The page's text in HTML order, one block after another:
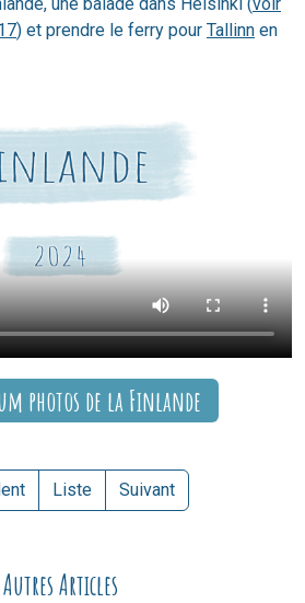
une balade dans Helsinki (voir
) et prendre le ferry pour Tallinn en
photos de la Finlande
Liste Suivant
Autres Articles